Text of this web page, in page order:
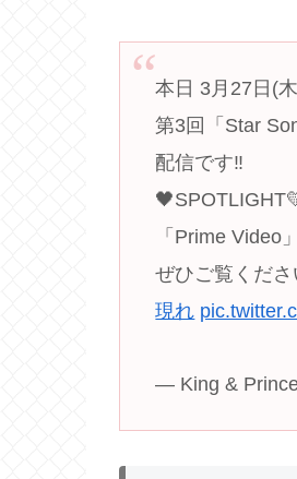
本日 3月27日(
第3回「Star
配信です‼︎
「Prime Video
ぜひご覧くださ
現れ
— King &